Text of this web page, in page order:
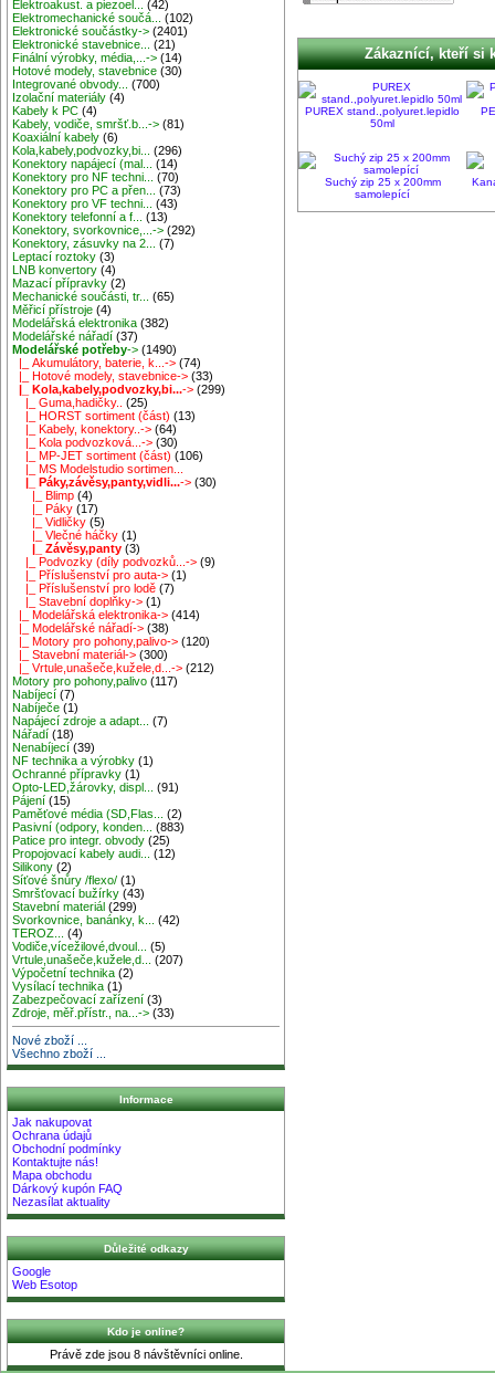
Elektroakust. a piezoel...
(42)
Elektromechanické součá...
(102)
Elektronické součástky-> (2401)
Elektronické stavebnice...
(21)
Finální výrobky, média,...-> (14)
Hotové modely, stavebnice (30)
Integrované obvody...
(700)
Izolační materiály (4)
Kabely k PC (4)
Kabely, vodiče, smršť.b...-> (81)
Koaxiální kabely (6)
Kola,kabely,podvozky,bi...
(296)
Konektory napájecí (mal...
(14)
Konektory pro NF techni...
(70)
Konektory pro PC a přen...
(73)
Konektory pro VF techni...
(43)
Konektory telefonní a f...
(13)
Konektory, svorkovnice,...-> (292)
Konektory, zásuvky na 2...
(7)
Leptací roztoky (3)
LNB konvertory (4)
Mazací přípravky (2)
Mechanické součásti, tr...
(65)
Měřicí přístroje (4)
Modelářská elektronika (382)
Modelářské nářadí (37)
Modelářské potřeby-> (1490)
|_ Akumulátory, baterie, k...-> (74)
|_ Hotové modely, stavebnice-> (33)
|_ Kola,kabely,podvozky,bi...-> (299)
|_ Guma,hadičky..
(25)
|_ HORST sortiment (část) (13)
|_ Kabely, konektory..-> (64)
|_ Kola podvozková...-> (30)
|_ MP-JET sortiment (část) (106)
|_ MS Modelstudio sortimen...
|_ Páky,závěsy,panty,vidli...-> (30)
|_ Blimp (4)
|_ Páky (17)
|_ Vidličky (5)
|_ Vlečné háčky (1)
|_ Závěsy,panty (3)
|_ Podvozky (díly podvozků...-> (9)
|_ Příslušenství pro auta-> (1)
|_ Příslušenství pro lodě (7)
|_ Stavební doplňky-> (1)
|_ Modelářská elektronika-> (414)
|_ Modelářské nářadí-> (38)
|_ Motory pro pohony,palivo-> (120)
|_ Stavební materiál-> (300)
|_ Vrtule,unašeče,kužele,d...-> (212)
Motory pro pohony,palivo (117)
Nabíjecí (7)
Nabíječe (1)
Napájecí zdroje a adapt...
(7)
Nářadí (18)
Nenabíjecí (39)
NF technika a výrobky (1)
Ochranné přípravky (1)
Opto-LED,žárovky, displ...
(91)
Pájení (15)
Paměťové média (SD,Flas...
(2)
Pasivní (odpory, konden...
(883)
Patice pro integr. obvody (25)
Propojovací kabely audi...
(12)
Silikony (2)
Síťové šnůry /flexo/ (1)
Smršťovací bužírky (43)
Stavební materiál (299)
Svorkovnice, banánky, k...
(42)
TEROZ...
(4)
Vodiče,vícežilové,dvoul...
(5)
Vrtule,unašeče,kužele,d...
(207)
Výpočetní technika (2)
Vysílací technika (1)
Zabezpečovací zařízení (3)
Zdroje, měř.přístr., na...-> (33)
Nové zboží ...
Všechno zboží ...
Informace
Jak nakupovat
Ochrana údajů
Obchodní podmínky
Kontaktujte nás!
Mapa obchodu
Dárkový kupón FAQ
Nezasílat aktuality
Důležité odkazy
Google
Web Esotop
Kdo je online?
Právě zde jsou 8 návštěvníci online.
Zákaznící, kteří si
PUREX stand.,polyuret.lepidlo
50ml
Suchý zip 25 x 200mm
samolepící